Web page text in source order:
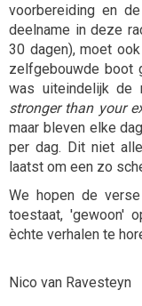
voorbereiding en
deelname in deze
30 dagen), moet
zelfgebouwde boot
was uiteindelijk de
stronger than your
maar bleven elke
per dag. Dit niet
laatst om een zo
We hopen de
toestaat, 'gewoon'
èchte verhalen te
Nico van Ravesteyn